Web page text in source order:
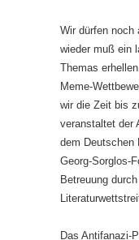
Wir dürfen noch
wieder muß ein
Themas
Meme-
wir die Zeit bis
veranstaltet der
dem Deutschen
Georg-Sorglos-
Betreuung
Das Antifanazi-